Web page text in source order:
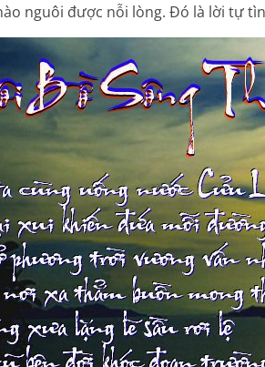
nguôi được nỗi lòng. Đó là lời tự